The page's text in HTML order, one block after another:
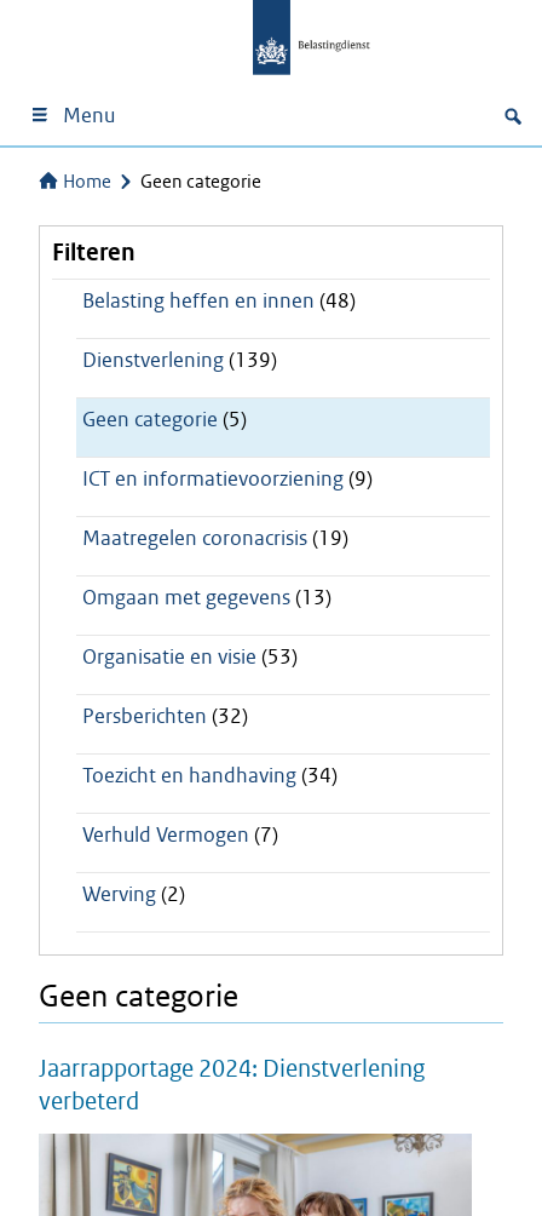
Menu
Home Geen categorie
Filteren
Belasting heffen en innen (48)
Dienstverlening(139)
Geen categorie (5)
ICT en informatievoorziening(9)
Maatregelen coronacrisis(19)
Omgaan met gegevens(13)
Organisatie en visie (53)
Persberichten (32)
Toezicht en handhaving(34)
Verhuld Vermogen (7)
Werving(2)
Geen categorie
Jaarrapportage 2024: Dienstverlening
verbeterd